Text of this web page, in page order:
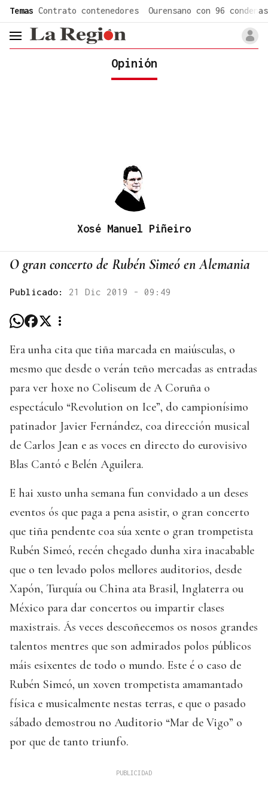
Temas Contrato contenedores Ourensano con 96 condenas
header.menu.open
Opinión
Xosé Manuel Piñeiro
O gran concerto de Rubén Simeó en Alemania
Publicado: 21 Dic 2019 - 09:49
Era unha cita que tiña marcada en maiúsculas, o
mesmo que desde o verán teño mercadas as entradas
para ver hoxe no Coliseum de A Coruña o
espectáculo “Revolution on Ice”, do campionísimo
patinador Javier Fernández, coa dirección musical
de Carlos Jean e as voces en directo do eurovisivo
Blas Cantó e Belén Aguilera.
E hai xusto unha semana fun convidado a un deses
eventos ós que paga a pena asistir, o gran concerto
que tiña pendente coa súa xente o gran trompetista
Rubén Simeó, recén chegado dunha xira inacabable
que o ten levado polos mellores auditorios, desde
Xapón, Turquía ou China ata Brasil, Inglaterra ou
México para dar concertos ou impartir clases
maxistrais. Ás veces descoñecemos os nosos grandes
talentos mentres que son admirados polos públicos
máis esixentes de todo o mundo. Este é o caso de
Rubén Simeó, un xoven trompetista amamantado
física e musicalmente nestas terras, e que o pasado
sábado demostrou no Auditorio “Mar de Vigo” o
por que de tanto triunfo.